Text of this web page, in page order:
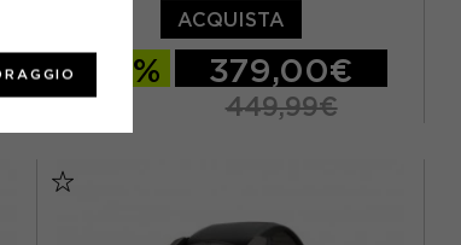
ACQUISTA
-15% 379,00€
449,99€